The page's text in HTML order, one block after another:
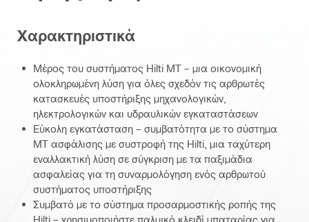
Χαρακτηριστικά
Μέρος του συστήματος Hilti MT – μια οικονομική
ολοκληρωμένη λύση για όλες σχεδόν τις αρθρωτές
κατασκευές υποστήριξης μηχανολογικών,
ηλεκτρολογικών και υδραυλικών εγκαταστάσεων
Εύκολη εγκατάσταση – συμβατότητα με το σύστημα
MT ασφάλισης με συστροφή της Hilti, μια ταχύτερη
εναλλακτική λύση σε σύγκριση με τα παξιμάδια
ασφαλείας για τη συναρμολόγηση ενός αρθρωτού
συστήματος υποστήριξης
Συμβατό με το σύστημα προσαρμοστικής ροπής της
Hilti – χρησιμοποιήστε παλμικό κλειδί μπαταρίας για